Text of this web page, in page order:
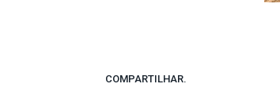
COMPARTILHAR.